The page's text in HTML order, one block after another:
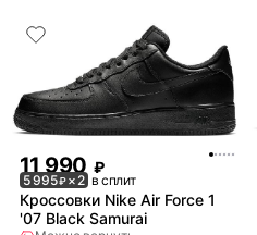
11 990 ₽
5 995₽× 2 в сплит
Кроссовки Nike Air Force 1
'07 Black Samurai